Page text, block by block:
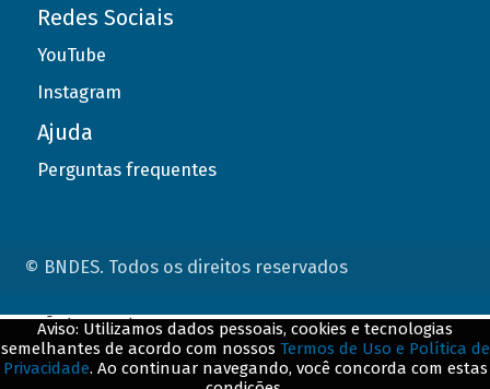
Redes Sociais
YouTube
Instagram
Ajuda
Perguntas frequentes
© BNDES. Todos os direitos reservados
Aviso: Utilizamos dados pessoais, cookies e tecnologias
semelhantes de acordo com nossos Termos de Uso e Política de
Privacidade. Ao continuar navegando, você concorda com estas
ConteÃºdo complementar
${title}${badge}